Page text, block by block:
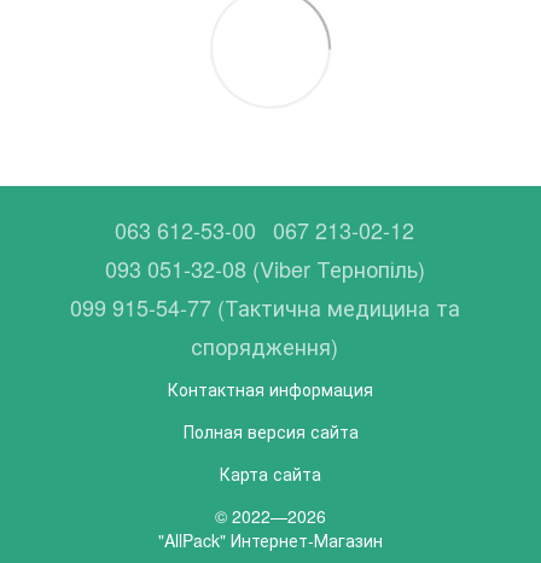
063 612-53-00 067 213-02-12
093 051-32-08 (Viber Тернопіль)
099 915-54-77 (Тактична медицина та
спорядження)
Контактная информация
Полная версия сайта
Карта сайта
© 2022—2026
"AllPack" Интернет-Магазин